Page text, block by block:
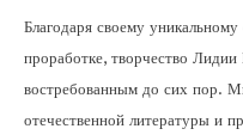
Благодаря своему
проработке, творчество
востребованным до сих пор.
отечественной литературы и